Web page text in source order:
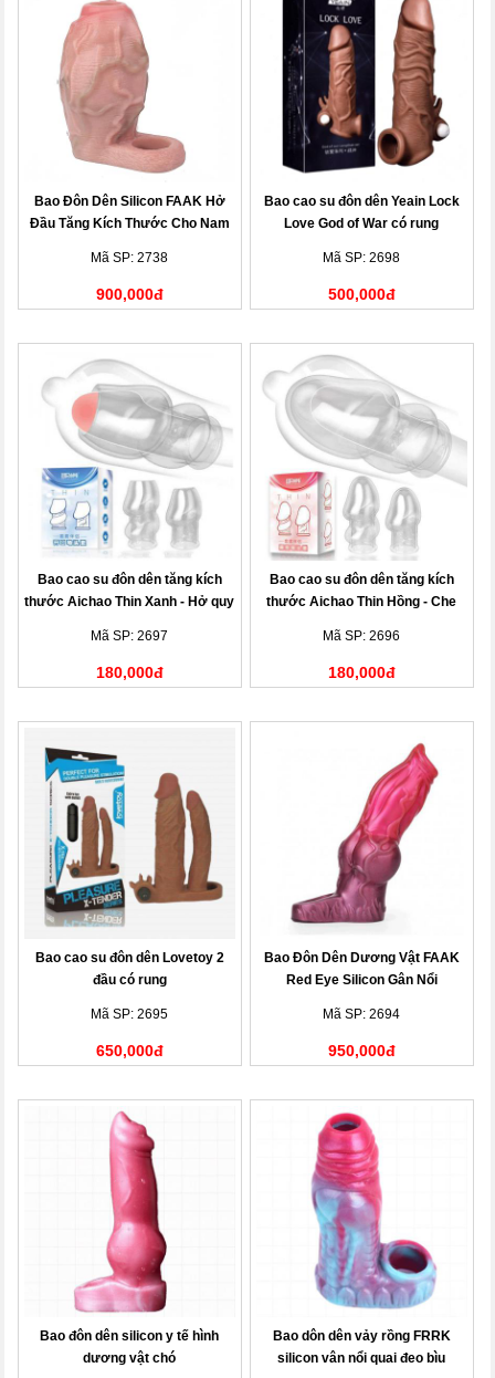
Bao Đôn Dên Silicon FAAK Hở
Đầu Tăng Kích Thước Cho Nam
Mã SP: 2738
900,000đ
Bao cao su đôn dên Yeain Lock
Love God of War có rung
Mã SP: 2698
500,000đ
Bao cao su đôn dên tăng kích
thước Aichao Thin Xanh - Hở quy
Mã SP: 2697
180,000đ
Bao cao su đôn dên tăng kích
thước Aichao Thin Hồng - Che
Mã SP: 2696
180,000đ
Bao cao su đôn dên Lovetoy 2
đầu có rung
Mã SP: 2695
650,000đ
Bao Đôn Dên Dương Vật FAAK
Red Eye Silicon Gân Nổi
Mã SP: 2694
950,000đ
Bao đôn dên silicon y tế hình
dương vật chó
Bao dôn dên vảy rồng FRRK
silicon vân nổi quai đeo bìu